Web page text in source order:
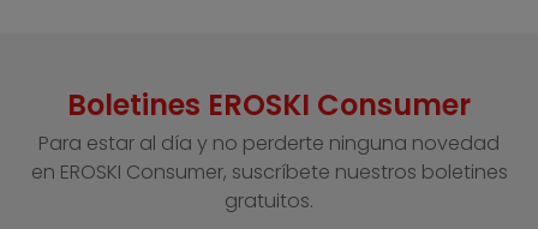
Boletines EROSKI Consumer
Para estar al día y no perderte ninguna novedad
en EROSKI Consumer, suscríbete nuestros boletines
gratuitos.